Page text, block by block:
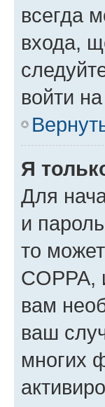
всегда
входа,
войти
Я
Для
и
то
COPPA,
вам
ваш
многих